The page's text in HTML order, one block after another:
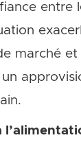
entre
marché